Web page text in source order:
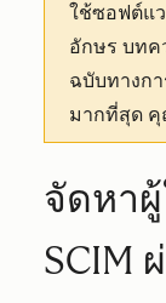
ใช้ซอฟต์แ
อักษร บทค
ฉบับทางก
มากที่สุด
จัดหา
SCIM